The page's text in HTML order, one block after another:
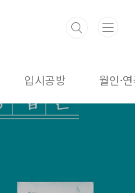
입시공방 월인·